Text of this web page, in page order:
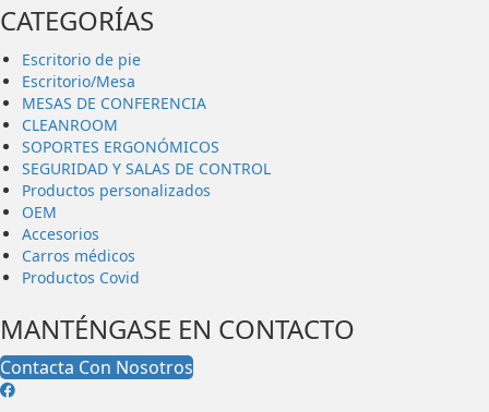
CATEGORÍAS
Escritorio de pie
Escritorio/Mesa
MESAS DE CONFERENCIA
CLEANROOM
SOPORTES ERGONÓMICOS
SEGURIDAD Y SALAS DE CONTROL
Productos personalizados
OEM
Accesorios
Carros médicos
Productos Covid
MANTÉNGASE EN CONTACTO
Contacta Con Nosotros